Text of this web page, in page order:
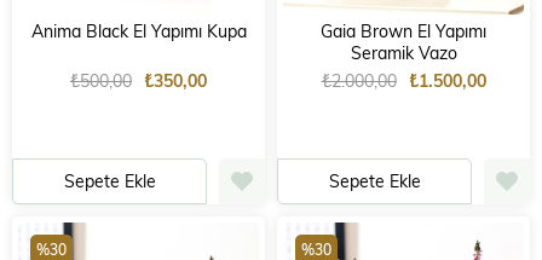
Anima Black El Yapımı Kupa
₺350,00
₺500,00
Sepete Ekle
Gaia Brown El Yapımı
Seramik Vazo
₺1.500,00
₺2.000,00
Sepete Ekle
%30 %30